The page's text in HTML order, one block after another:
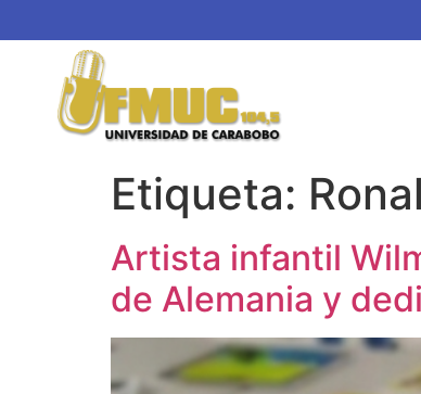
Etiqueta:
Artista infantil
de Alemania y